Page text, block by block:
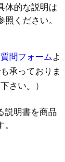
体的な説明は
照ください。
質問フォームよ
承っておりま
さい。）
説明書を商品